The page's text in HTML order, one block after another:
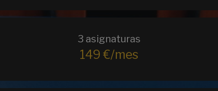
3 asignaturas
149 €/mes